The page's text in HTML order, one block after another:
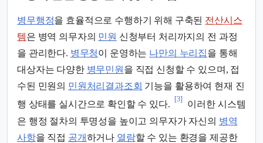
병무행정을 효율적으로 수행하기 위해 구축된 전산시스
템은 병역 의무자의 민원 신청부터 처리까지의 전 과정
을 관리한다. 병무청이 운영하는 나만의 누리집을 통해
대상자는 다양한 병무민원 을 직접 신청할 수 있으며, 접
수된 민원의 민원처리결과조회 기능을 활용하여 현재 진
행 상태를 실시간으로 확인할 수 있다.
[3]
이러한 시스템
은 행정 절차의 투명성을 높이고 의무자가 자신의 병역
사항을 직접 공개하거나 열람할 수 있는 환경을 제공한